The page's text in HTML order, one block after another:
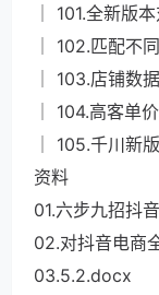
│ 101.全新版
│ 102.匹配不
│ 103.店铺数
│ 104.高客单
│ 105.千川新
资料
01.六步九招抖
02.对抖音电商
03.5.2.docx